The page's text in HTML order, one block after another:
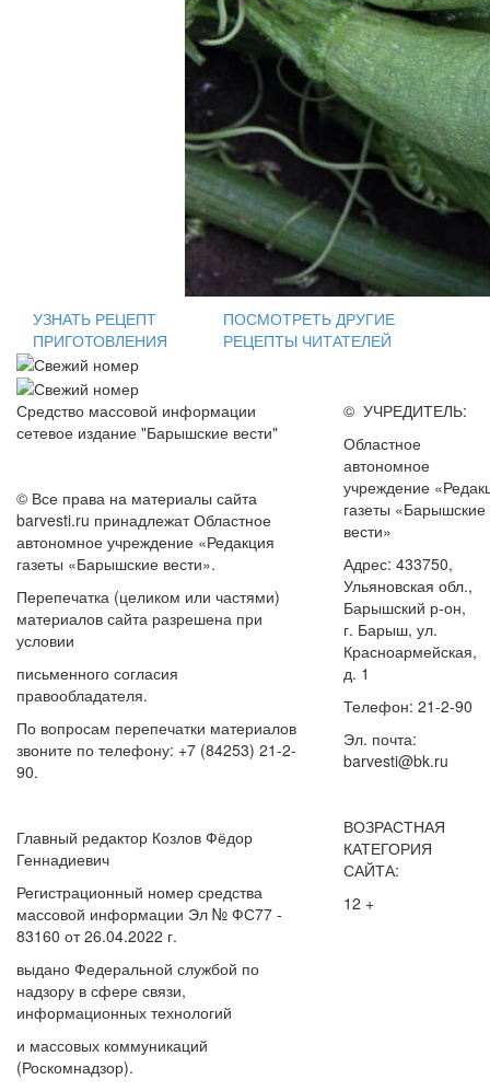
УЗНАТЬ РЕЦЕПТ
ПРИГОТОВЛЕНИЯ
ПОСМОТРЕТЬ ДРУГИЕ
РЕЦЕПТЫ ЧИТАТЕЛЕЙ
Средство массовой информации
сетевое издание "Барышские вести"
© Все права на материалы сайта
barvesti.ru принадлежат Областное
автономное учреждение «Редакция
газеты «Барышские вести».
Перепечатка (целиком или частями)
материалов сайта разрешена при
условии
письменного согласия
правообладателя.
По вопросам перепечатки материалов
звоните по телефону: +7 (84253) 21-2-
90.
Главный редактор Козлов Фёдор
Геннадиевич
Регистрационный номер средства
массовой информации Эл № ФС77 -
83160 от 26.04.2022 г.
выдано Федеральной службой по
надзору в сфере связи,
информационных технологий
и массовых коммуникаций
(Роскомнадзор).
© УЧРЕДИТЕЛЬ:
Областное
автономное
учреждение
газеты «Барышские
вести»
Адрес: 433750,
Ульяновская обл.,
Барышский р-он,
г. Барыш, ул.
Красноармейская,
д. 1
Телефон: 21-2-90
Эл. почта:
barvesti@bk.ru
ВОЗРАСТНАЯ
КАТЕГОРИЯ
САЙТА:
12 +